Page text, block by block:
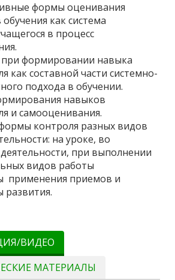
формы оценивания
как система
в процесс
при формировании навыка
как составной части системно-
подхода в обучении.
навыков
и самооценивания.
контроля разных видов
на уроке, во
при выполнении
видов работы
применения приемов и
развития.
ВИДЕО
МАТЕРИАЛЫ